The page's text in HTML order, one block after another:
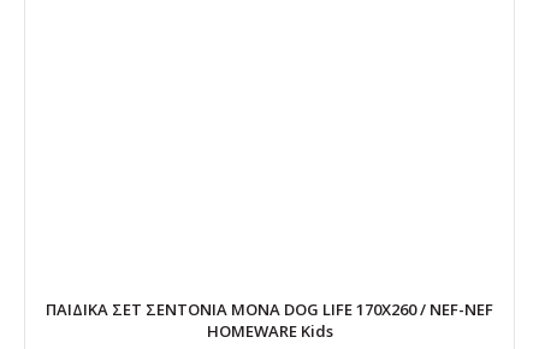
ΠΑΙΔΙΚΑ ΣΕΤ ΣΕΝΤΟΝΙΑ ΜΟΝΑ DOG LIFE 170X260 / NEF-NEF
HOMEWARE Kids